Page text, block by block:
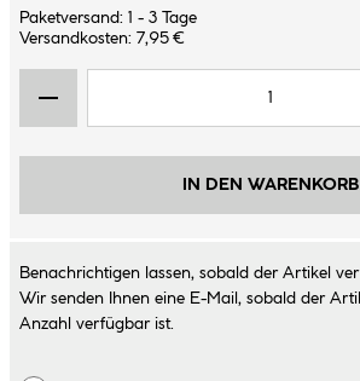
Paketversand: 1 - 3 Tage
Versandkosten: 7,95 €
IN DEN WARENKORB
Benachrichtigen lassen, sobald der Artikel
Wir senden Ihnen eine E-Mail, sobald der
Anzahl verfügbar ist.